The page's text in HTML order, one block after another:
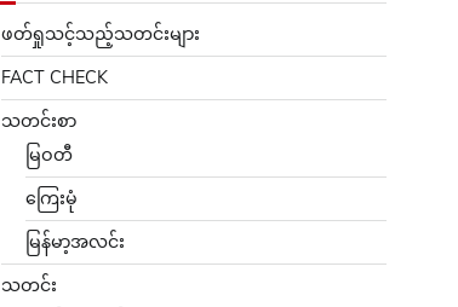
ဖတ်ရှုသင့်သည့်သတင်းများ
FACT CHECK
သတင်းစာ
မြဝတီ
ကြေးမုံ
မြန်မာ့အလင်း
သတင်း